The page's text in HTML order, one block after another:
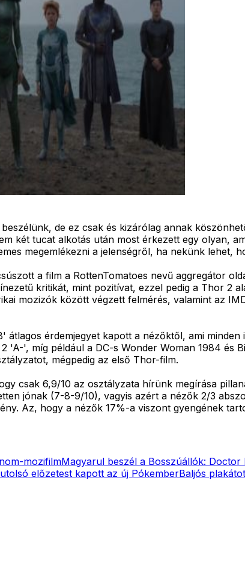
de ez csak és kizárólag annak
két tucat alkotás után most érkezett egy olyan,
megemlékezni a jelenségről, ha nekünk lehet,
a film a RottenTomatoes nevű aggregátor
kritikát, mint pozitívat, ezzel pedig a Thor 2
mozizók között végzett felmérés, valamint az
érdemjegyet kapott a nézőktől, ami
'A-', míg például a DC-s Wonder Woman 1984 és
mégpedig az első Thor-film.
csak 6,9/10 az osztályzata hírünk megírása
jónak (7-8-9/10), vagyis azért a nézők 2/3
Az, hogy a nézők 17%-a viszont gyengének
mozifilmMagyarul beszél a Bosszúállók: Doctor
előzetest kapott az új PókemberBaljós